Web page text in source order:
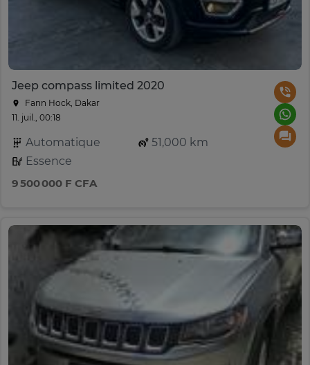
Jeep compass limited 2020
Fann Hock, Dakar
11. juil., 00:18
Automatique
51,000 km
Essence
9 500 000 F CFA